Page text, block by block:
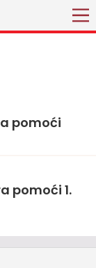
pomoći
pomoći 1.